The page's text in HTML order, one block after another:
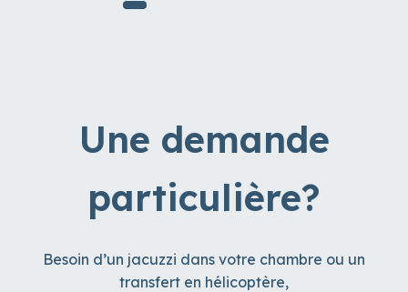
Une demande
particulière?
Besoin d’un jacuzzi dans votre chambre ou un
transfert en hélicoptère,